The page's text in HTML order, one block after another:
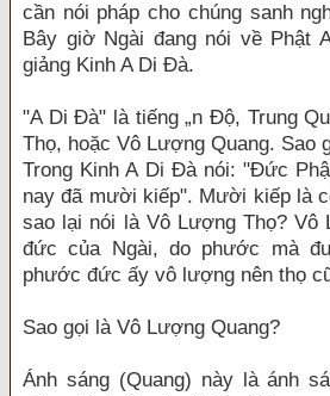
cần nói pháp cho chúng sanh
Bây giờ Ngài đang nói về Phật
giảng Kinh A Di Đà.
"A Di Đà" là tiếng „n Độ, Trung
Thọ, hoặc Vô Lượng Quang. Sao
Trong Kinh A Di Đà nói: "Đức
nay đã mười kiếp". Mười kiếp là
sao lại nói là Vô Lượng Thọ? Vô
đức của Ngài, do phước mà
phước đức ấy vô lượng nên thọ
Sao gọi là Vô Lượng Quang?
Ánh sáng (Quang) này là ánh